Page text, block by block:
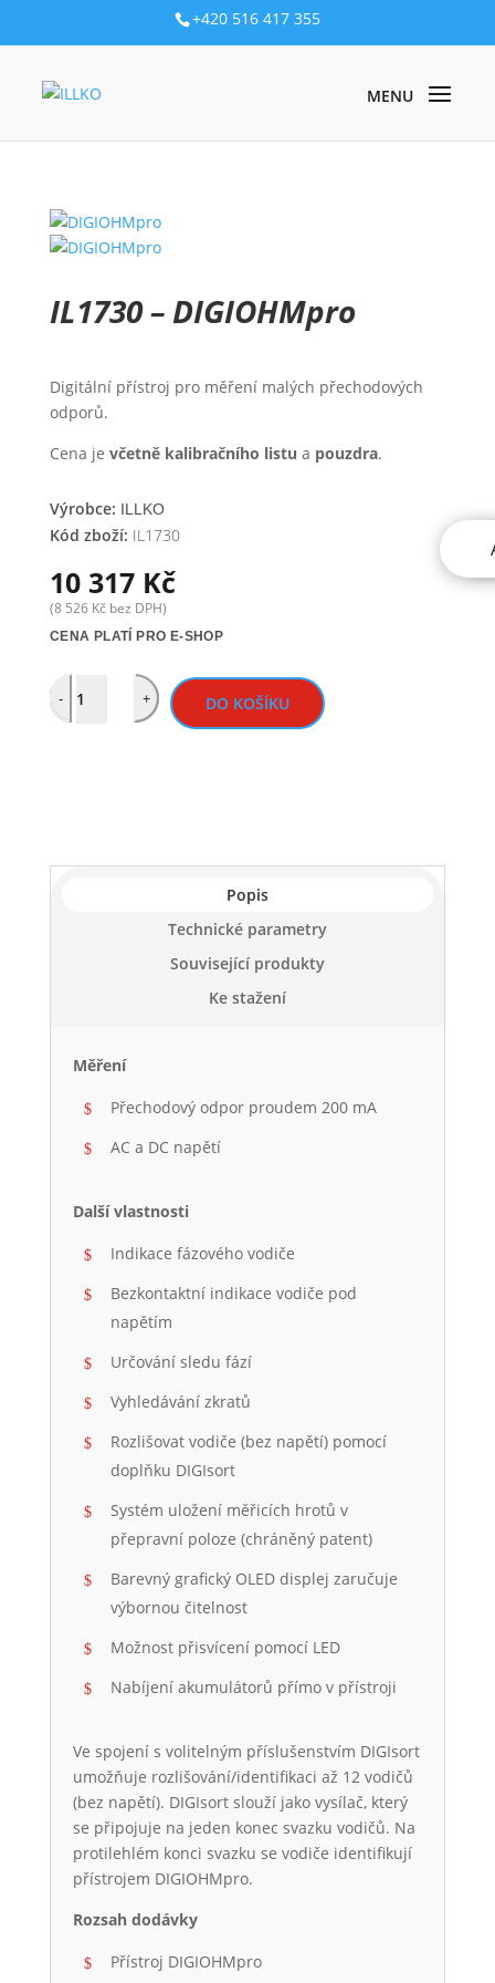
+420 516 417 355
JEDNOÚČELOVÉ
IL1730 – DIGIOHMpro
Digitální přístroj pro měření malých přechodových
odporů.
Cena je včetně kalibračního listu a pouzdra.
Kód zboží: IL1730
Výrobce: ILLKO
10 317 Kč
(8 526 Kč bez DPH)
CENA PLATÍ PRO E-SHOP
Quantity
- + DO KOŠÍKU
Popis
Technické parametry
Související produkty
Ke stažení
Měření
Přechodový odpor proudem 200 mA
AC a DC napětí
Další vlastnosti
Indikace fázového vodiče
Bezkontaktní indikace vodiče pod
napětím
Určování sledu fází
Vyhledávání zkratů
Rozlišovat vodiče (bez napětí) pomocí
doplňku DIGIsort
Systém uložení měřicích hrotů v
přepravní poloze (chráněný patent)
Barevný grafický OLED displej zaručuje
výbornou čitelnost
Možnost přisvícení pomocí LED
Nabíjení akumulátorů přímo v přístroji
Ve spojení s volitelným příslušenstvím DIGIsort
umožňuje rozlišování/identifikaci až 12 vodičů
(bez napětí). DIGIsort slouží jako vysílač, který
se připojuje na jeden konec svazku vodičů. Na
protilehlém konci svazku se vodiče identifikují
přístrojem DIGIOHMpro.
Rozsah dodávky
Přístroj DIGIOHMpro